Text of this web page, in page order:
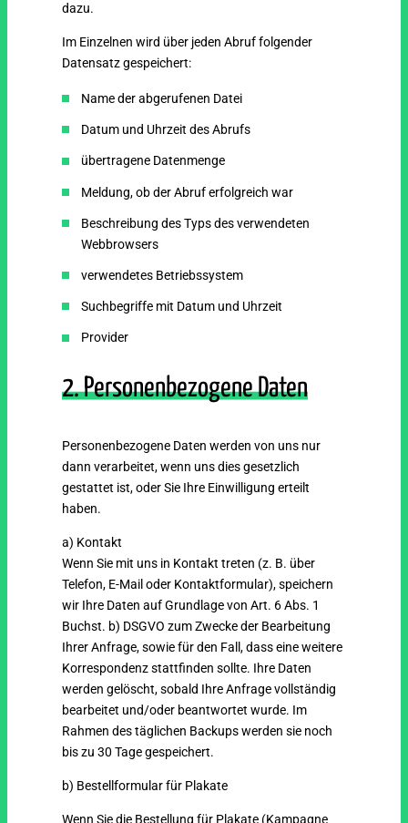
dazu.
Im Einzelnen wird über jeden Abruf folgender
Datensatz gespeichert:
Name der abgerufenen Datei
Datum und Uhrzeit des Abrufs
übertragene Datenmenge
Meldung, ob der Abruf erfolgreich war
Beschreibung des Typs des verwendeten
Webbrowsers
verwendetes Betriebssystem
Suchbegriffe mit Datum und Uhrzeit
Provider
2. Personenbezogene Daten
Personenbezogene Daten werden von uns nur
dann verarbeitet, wenn uns dies gesetzlich
gestattet ist, oder Sie Ihre Einwilligung erteilt
haben.
a) Kontakt
Wenn Sie mit uns in Kontakt treten (z. B. über
Telefon, E-Mail oder Kontaktformular), speichern
wir Ihre Daten auf Grundlage von Art. 6 Abs. 1
Buchst. b) DSGVO zum Zwecke der Bearbeitung
Ihrer Anfrage, sowie für den Fall, dass eine weitere
Korrespondenz stattfinden sollte. Ihre Daten
werden gelöscht, sobald Ihre Anfrage vollständig
bearbeitet und/oder beantwortet wurde. Im
Rahmen des täglichen Backups werden sie noch
bis zu 30 Tage gespeichert.
b) Bestellformular für Plakate
Wenn Sie die Bestellung für Plakate (Kampagne